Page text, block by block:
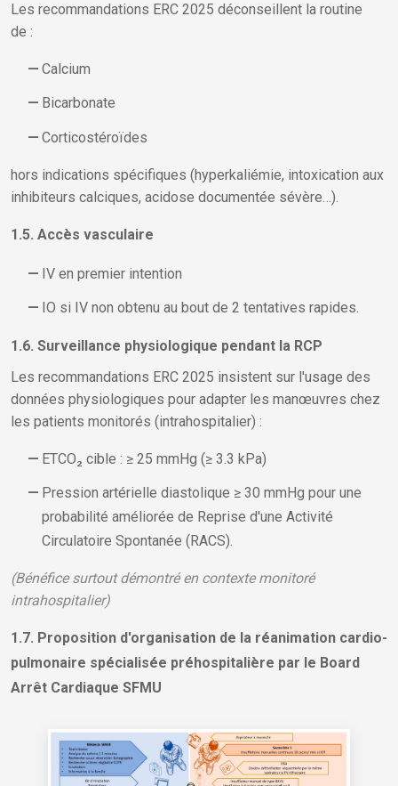
Les recommandations ERC 2025 déconseillent la routine
de :
Calcium
Bicarbonate
Corticostéroïdes
hors indications spécifiques (hyperkaliémie, intoxication aux
inhibiteurs calciques, acidose documentée sévère…).
1.5. Accès vasculaire
IV en premier intention
IO si IV non obtenu au bout de 2 tentatives rapides.
1.6. Surveillance physiologique pendant la RCP
Les recommandations ERC 2025 insistent sur l'usage des
données physiologiques pour adapter les manœuvres chez
les patients monitorés (intrahospitalier) :
ETCO₂ cible : ≥ 25 mmHg (≥ 3.3 kPa)
Pression artérielle diastolique ≥ 30 mmHg pour une
probabilité améliorée de Reprise d'une Activité
Circulatoire Spontanée (RACS).
(Bénéfice surtout démontré en contexte monitoré
intrahospitalier)
1.7. Proposition d'organisation de la réanimation cardio-
pulmonaire spécialisée préhospitalière par le Board
Arrêt Cardiaque SFMU